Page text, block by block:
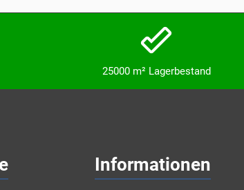
25000 m² Lagerbestand
Informationen